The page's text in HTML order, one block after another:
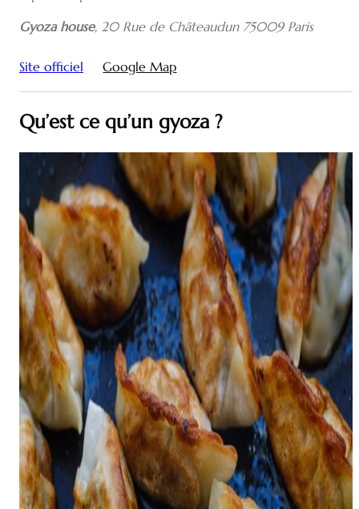
Gyoza house, 20 Rue de Châteaudun 75009 Paris
Site officiel Google Map
Qu’est ce qu’un gyoza ?